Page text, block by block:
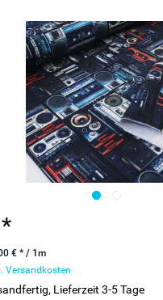
€ * / 1m
Versandkosten
Lieferzeit 3-5 Tage